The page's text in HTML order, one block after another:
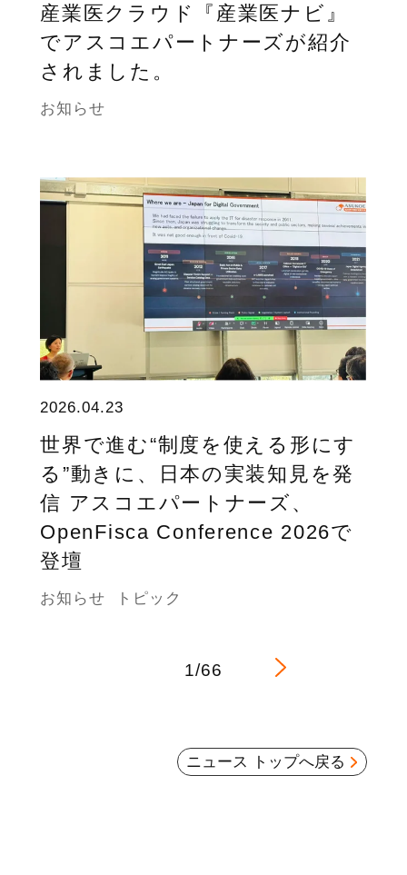
産業医クラウド『産業医ナビ』
でアスコエパートナーズが紹介
されました。
お知らせ
2026.04.23
世界で進む“制度を使える形にす
る”動きに、日本の実装知見を発
信 アスコエパートナーズ、
OpenFisca Conference 2026で
登壇
お知らせ トピック
1/66
ニュース トップへ戻る